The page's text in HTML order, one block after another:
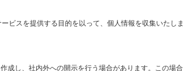
ビスを提供する目的を以って、個人情報を収集いたしま
成し、社内外への開示を行う場合があります。この場合